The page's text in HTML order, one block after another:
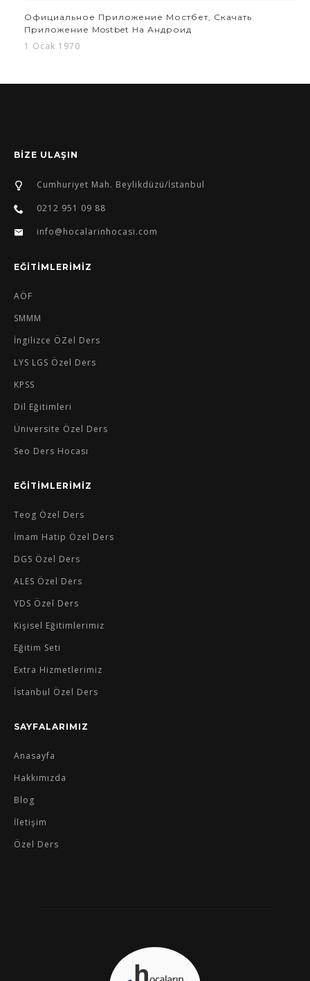
Официальное Приложение Мостбет, Скачать
Приложение Mostbet На Андроид
1 Ocak 1970
BİZE ULAŞIN
Cumhuriyet Mah. Beylikdüzü/İstanbul
0212 951 09 88
info@hocalarinhocasi.com
EĞİTİMLERİMİZ
AÖF
SMMM
İngilizce ÖZel Ders
LYS LGS Özel Ders
KPSS
Dil Eğitimleri
Üniversite Özel Ders
Seo Ders Hocası
EĞİTİMLERİMİZ
Teog Özel Ders
İmam Hatip Özel Ders
DGS Özel Ders
ALES Özel Ders
YDS Özel Ders
Kişisel Eğitimlerimiz
Eğitim Seti
Extra Hizmetlerimiz
İstanbul Özel Ders
SAYFALARIMIZ
Anasayfa
Hakkımızda
Blog
İletişim
Özel Ders